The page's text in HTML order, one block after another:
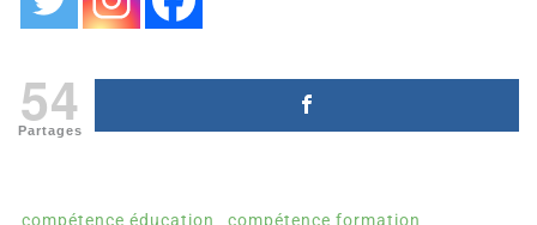
54
Partages
compétence éducation compétence formation